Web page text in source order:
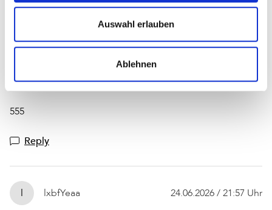
Auswahl erlauben
Ablehnen
l 24.06.2026 / 21:59 Uhr
555
Reply
l lxbfYeaa 24.06.2026 / 21:57 Uhr